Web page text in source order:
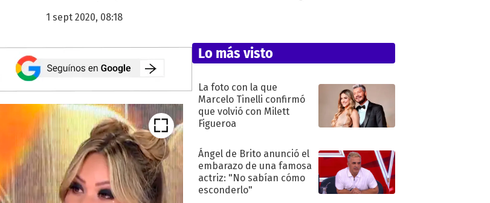
1 sept 2020, 08:18
Lo más visto
La foto con la que
Marcelo Tinelli confirmó
que volvió con Milett
Figueroa
Ángel de Brito anunció el
embarazo de una famosa
actriz: "No sabían cómo
esconderlo"